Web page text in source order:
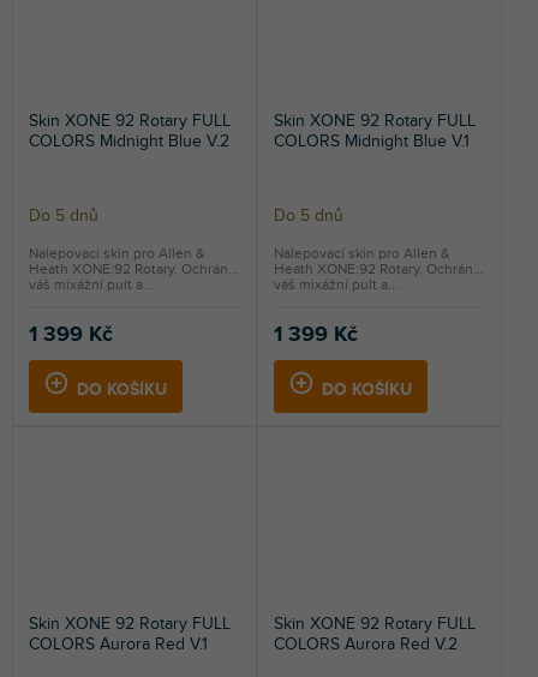
Skin XONE 92 Rotary FULL
COLORS Midnight Blue V.2
Do 5 dnů
1 399 Kč
DO KOŠÍKU
Nalepovací skin pro Allen &
Heath XONE:92 Rotary. Ochrání
váš mixážní pult a...
Skin XONE 92 Rotary FULL
COLORS Midnight Blue V.1
Do 5 dnů
1 399 Kč
DO KOŠÍKU
Nalepovací skin pro Allen &
Heath XONE:92 Rotary. Ochrání
váš mixážní pult a...
Skin XONE 92 Rotary FULL
COLORS Aurora Red V.1
Skin XONE 92 Rotary FULL
COLORS Aurora Red V.2